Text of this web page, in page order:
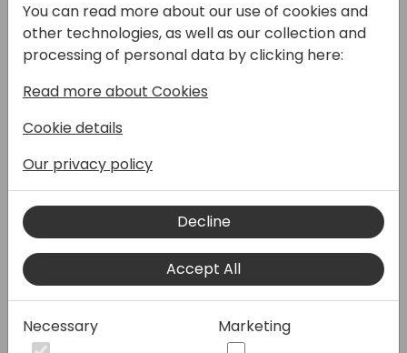
La Wave 1 di Dynamics 365 Business Central
per il 2025 introduce importanti novità per il
miglioramenti nella gestione dei costi
produzione. In questo intervento
esploreremo le nuove funzionalità rilasciate
ad aprile attraverso esempi concreti,
produttive.
You can read more about our use of cookies and
other technologies, as well as our collection and
processing of personal data by clicking here:
Read more about Cookies
Cookie details
Our privacy policy
Decline
Accept All
Necessary Marketing